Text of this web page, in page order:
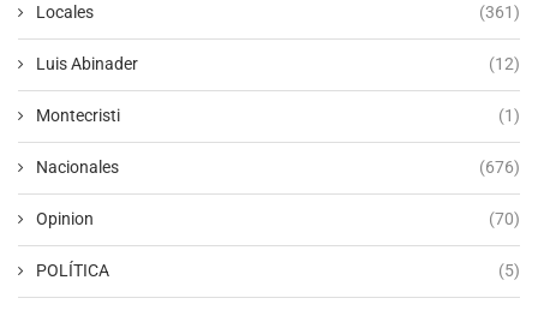
Locales (361)
Luis Abinader (12)
Montecristi (1)
Nacionales (676)
Opinion (70)
POLÍTICA (5)